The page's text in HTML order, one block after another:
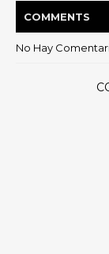
COMMENTS
No Hay